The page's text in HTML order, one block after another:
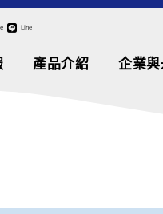
Line
產品介紹 企業